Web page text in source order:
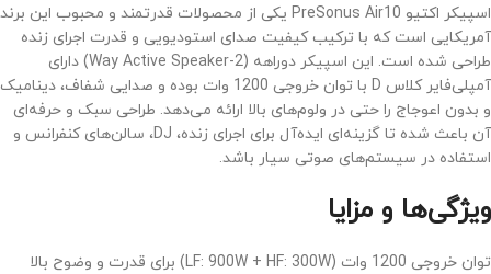
اسپیکر اکتیو PreSonus Air10 یکی از محصولات قدرتمند و محبوب این برند
آمریکایی است که با ترکیب کیفیت صدای استودیویی و قدرت اجرای زنده
طراحی شده است. این اسپیکر دو‌راهه (2-Way Active Speaker) دارای
آمپلی‌فایر کلاس D با توان خروجی 1200 وات بوده و صدایی شفاف، دینامیک
و بدون اعوجاج را حتی در ولوم‌های بالا ارائه می‌دهد. طراحی سبک و حرفه‌ای
آن باعث شده تا گزینه‌ای ایده‌آل برای اجرای زنده، DJ، سالن‌های کنفرانس و
استفاده در سیستم‌های صوتی سیار باشد.
ویژگی‌ها و مزایا
توان خروجی 1200 وات (LF: 900W + HF: 300W) برای قدرت و وضوح بالا